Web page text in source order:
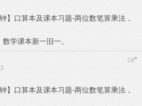
】口算本及课本习题-两位数笔算乘法，
学课本新一旧一。
24#
】口算本及课本习题-两位数笔算乘法，